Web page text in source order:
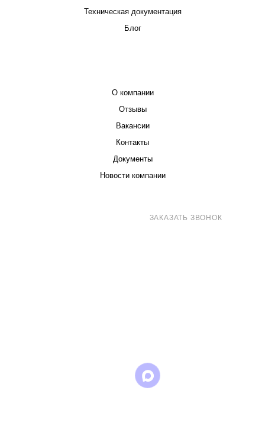
Техническая документация
Блог
О компании
Отзывы
Вакансии
Контакты
Документы
Новости компании
ЗАКАЗАТЬ ЗВОНОК